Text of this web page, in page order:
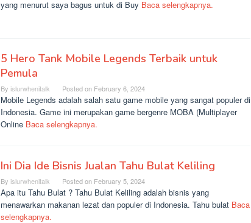
yang menurut saya bagus untuk di Buy Baca selengkapnya.
5 Hero Tank Mobile Legends Terbaik untuk
Pemula
By islurwhenitalk Posted on February 6, 2024
Mobile Legends adalah salah satu game mobile yang sangat populer di
Indonesia. Game ini merupakan game bergenre MOBA (Multiplayer
Online Baca selengkapnya.
Ini Dia Ide Bisnis Jualan Tahu Bulat Keliling
By islurwhenitalk Posted on February 5, 2024
Apa itu Tahu Bulat ? Tahu Bulat Keliling adalah bisnis yang
menawarkan makanan lezat dan populer di Indonesia. Tahu bulat Baca
selengkapnya.